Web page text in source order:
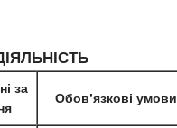
за
Обов’язкові умови